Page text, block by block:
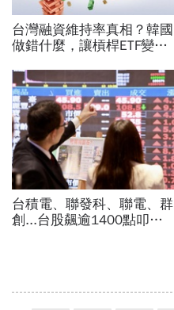
台灣融資維持率真相？韓國
做錯什麼，讓槓桿ETF變風
解
台積電、聯發科、聯電、群
創...台股飆逾1400點叩關